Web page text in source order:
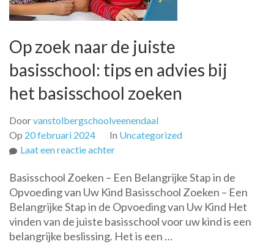
Op zoek naar de juiste
basisschool: tips en advies bij
het basisschool zoeken
Doorvanstolbergschoolveenendaal
Op 20 februari 2024 In Uncategorized
Laat een reactie achterop
zoek
naar
de
juiste
basisschool:
Basisschool Zoeken – Een Belangrijke Stap in de
Opvoeding van Uw Kind Basisschool Zoeken – Een
Belangrijke Stap in de Opvoeding van Uw Kind Het
vinden van de juiste basisschool voor uw kind is een
belangrijke beslissing. Het is een …